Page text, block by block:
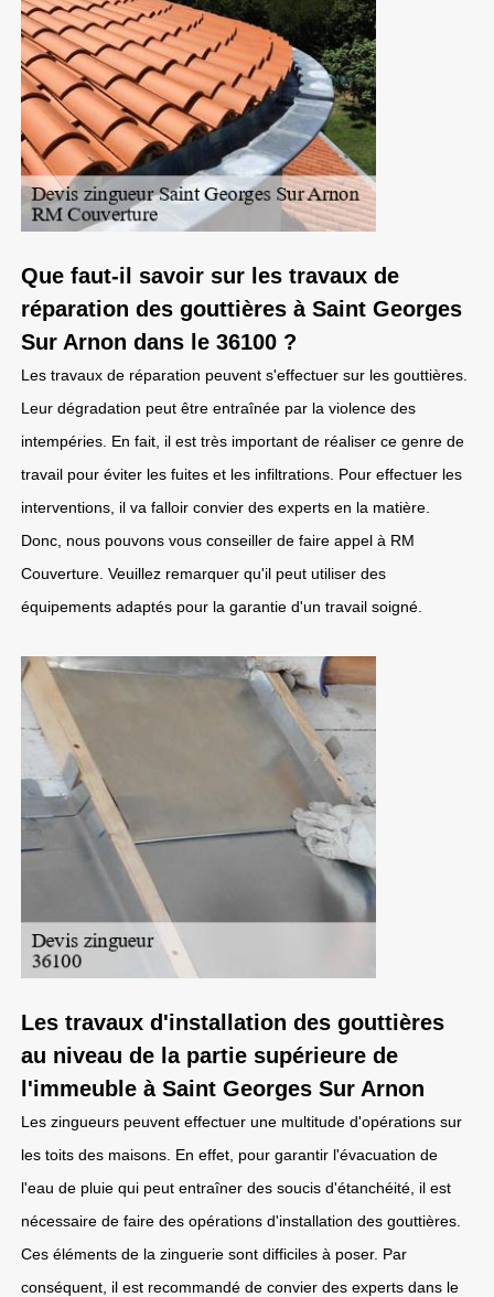
Que faut-il savoir sur les travaux de
réparation des gouttières à Saint Georges
Sur Arnon dans le 36100 ?
Les travaux de réparation peuvent s'effectuer sur les gouttières.
Leur dégradation peut être entraînée par la violence des
intempéries. En fait, il est très important de réaliser ce genre de
travail pour éviter les fuites et les infiltrations. Pour effectuer les
interventions, il va falloir convier des experts en la matière.
Donc, nous pouvons vous conseiller de faire appel à RM
Couverture. Veuillez remarquer qu'il peut utiliser des
équipements adaptés pour la garantie d'un travail soigné.
Les travaux d'installation des gouttières
au niveau de la partie supérieure de
l'immeuble à Saint Georges Sur Arnon
Les zingueurs peuvent effectuer une multitude d'opérations sur
les toits des maisons. En effet, pour garantir l'évacuation de
l'eau de pluie qui peut entraîner des soucis d'étanchéité, il est
nécessaire de faire des opérations d'installation des gouttières.
Ces éléments de la zinguerie sont difficiles à poser. Par
conséquent, il est recommandé de convier des experts dans le